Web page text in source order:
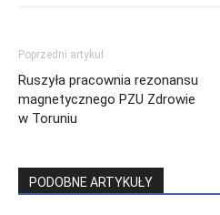
Poprzedni artykuł
Ruszyła pracownia rezonansu
magnetycznego PZU Zdrowie
w Toruniu
PODOBNE ARTYKUŁY